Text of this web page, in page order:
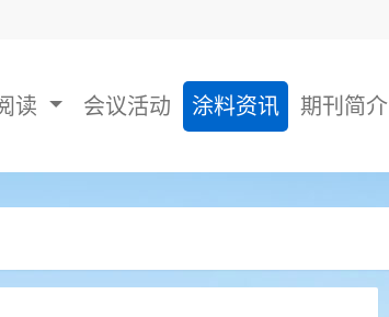
读 会议活动 涂料资讯 期刊简介